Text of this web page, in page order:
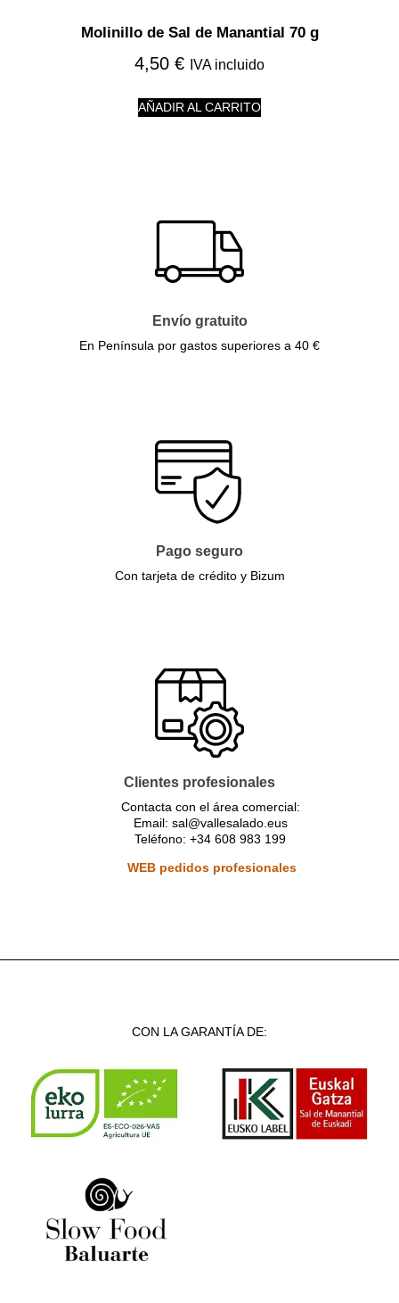
Molinillo de Sal de Manantial 70 g
4,50 € IVA incluido
AÑADIR AL CARRITO
Envío gratuito
En Península por gastos superiores a 40 €
Pago seguro
Con tarjeta de crédito y Bizum
Clientes profesionales
Contacta con el área comercial:
Email: sal@vallesalado.eus
Teléfono: +34 608 983 199
WEB pedidos profesionales
CON LA GARANTÍA DE: